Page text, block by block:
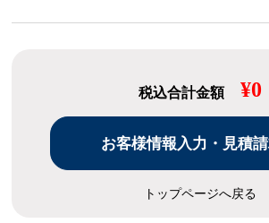
税込合計金額 ¥0
トップページへ戻る